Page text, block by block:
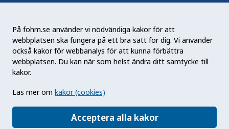
På fohm.se använder vi nödvändiga kakor för att
webbplatsen ska fungera på ett bra sätt för dig. Vi använder
också kakor för webbanalys för att kunna förbättra
webbplatsen. Du kan när som helst ändra ditt samtycke till
kakor.
Läs mer om kakor (cookies)
Acceptera alla kakor
Folkhälsomyndigheten (Fohm) är en nationell
kunskapsmyndighet som arbetar för en bättre
folkhälsa. Det gör myndigheten genom att
främja hälsa, förebygga ohälsa och skydda mot
hälsohot. Vår vision är en folkhälsa som stärker
samhällets utveckling.